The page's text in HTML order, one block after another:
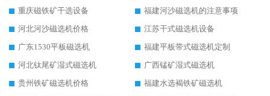
重庆磁铁矿干选设备
福建河沙磁选机的注意事项
河北河沙磁选机价格
江苏干式磁选机设备
广东1530平板磁选机
福建平板带式磁选机定制
河北钛尾矿湿式磁选机
广西锰矿湿式磁选机
贵州铁矿磁选机价格
福建水选褐铁矿磁选机